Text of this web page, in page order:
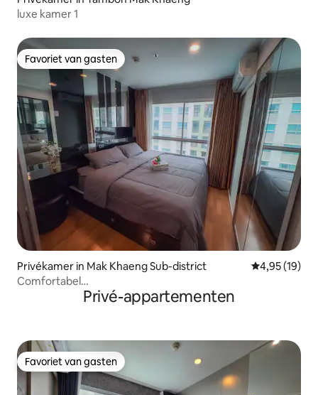
luxe kamer 1
Favoriet van gasten
Favoriet van gasten
Privékamer in Mak Khaeng Sub-district Gemiddelde
4,95 (19)
Comfortabel
appartement/Stadscentrum/Zwembad/Fitnessruimte/Wi-
Privé-appartementen
Favoriet van gasten
Favoriet van gasten